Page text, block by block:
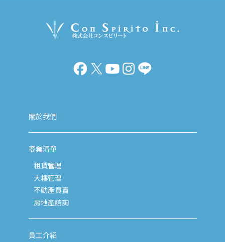
關於我們
商業清單
租賃管理
大樓管理
不動產買賣
房地產諮詢
員工介紹